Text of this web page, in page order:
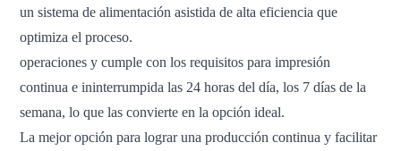
un sistema de alimentación asistida de alta eficiencia que
optimiza el proceso.
operaciones y cumple con los requisitos para impresión
continua e ininterrumpida las 24 horas del día, los 7 días de la
semana, lo que las convierte en la opción ideal.
La mejor opción para lograr una producción continua y facilitar